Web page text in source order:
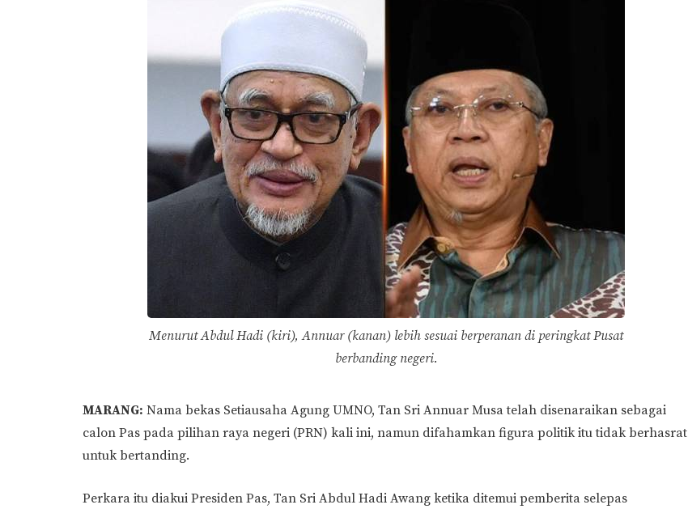
Menurut Abdul Hadi (kiri), Annuar (kanan) lebih sesuai berperanan di peringkat Pusat
berbanding negeri.
MARANG: Nama bekas Setiausaha Agung UMNO, Tan Sri Annuar Musa telah disenaraikan sebagai
calon Pas pada pilihan raya negeri (PRN) kali ini, namun difahamkan figura politik itu tidak berhasrat
untuk bertanding.
Perkara itu diakui Presiden Pas, Tan Sri Abdul Hadi Awang ketika ditemui pemberita selepas